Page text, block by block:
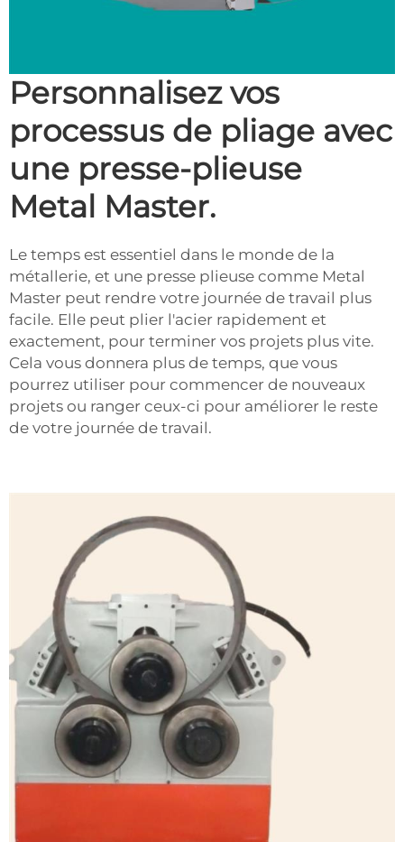
Personnalisez vos
processus de pliage avec
une presse-plieuse
Metal Master.
Le temps est essentiel dans le monde de la
métallerie, et une presse plieuse comme Metal
Master peut rendre votre journée de travail plus
facile. Elle peut plier l'acier rapidement et
exactement, pour terminer vos projets plus vite.
Cela vous donnera plus de temps, que vous
pourrez utiliser pour commencer de nouveaux
projets ou ranger ceux-ci pour améliorer le reste
de votre journée de travail.